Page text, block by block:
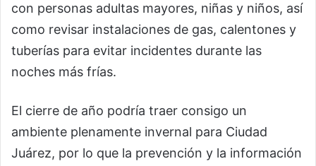
con personas adultas mayores, niñas y niños, así
como revisar instalaciones de gas, calentones y
tuberías para evitar incidentes durante las
noches más frías.
El cierre de año podría traer consigo un
ambiente plenamente invernal para Ciudad
Juárez, por lo que la prevención y la información